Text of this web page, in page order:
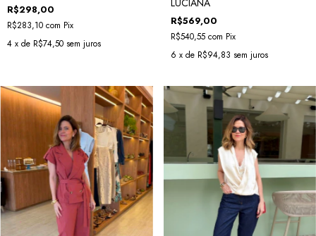
R$298,00
R$283,10 com Pix
4 x de R$74,50 sem juros
LUCIANA
R$569,00
R$540,55 com Pix
6 x de R$94,83 sem juros